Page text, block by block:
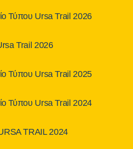
Τύπου Ursa Trail 2026
Trail 2026
Τύπου Ursa Trail 2025
Τύπου Ursa Trail 2024
TRAIL 2024